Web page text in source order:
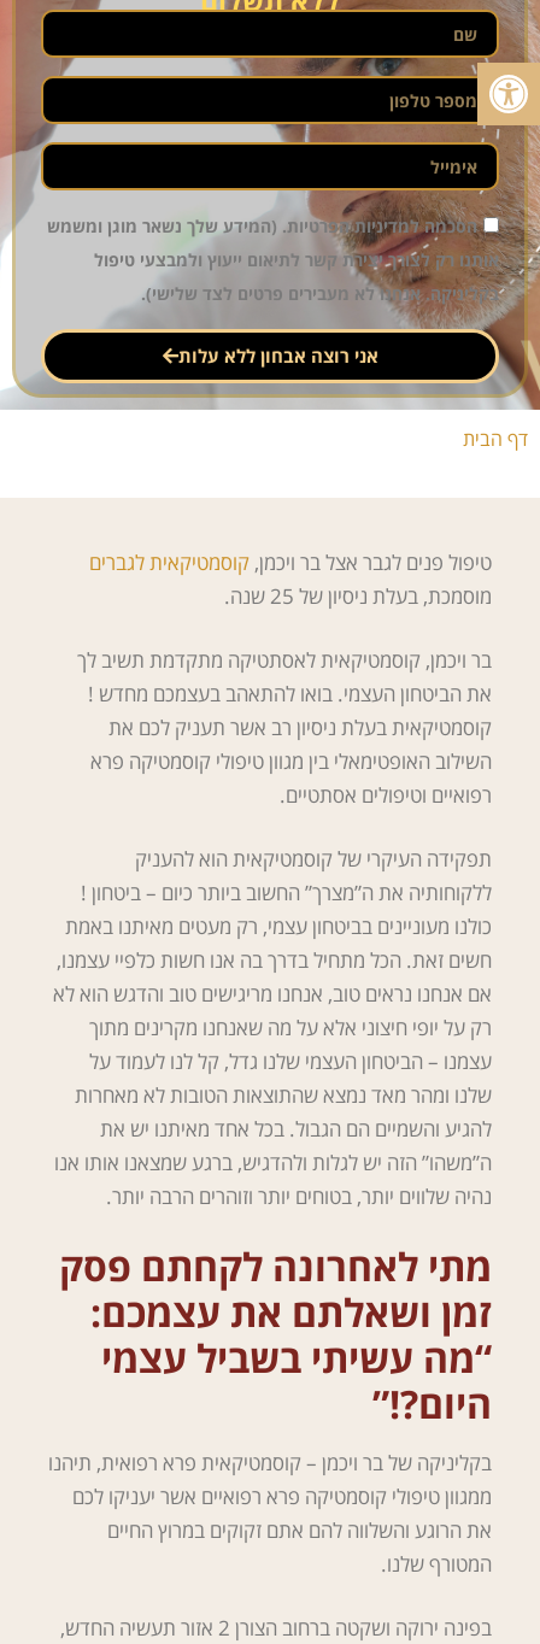
פתח סרגל נגישות
הסכמה למדיניות הפרטיות. (המידע שלך נשאר מוגן ומשמש
אותנו רק לצורך יצירת קשר לתיאום ייעוץ ולמבצעי טיפול
בקליניקה. אנחנו לא מעבירים פרטים לצד שלישי).
אני רוצה אבחון ללא עלות
דף הבית
טיפול פנים לגבר אצל בר ויכמן, קוסמטיקאית לגברים
מוסמכת, בעלת ניסיון של 25 שנה.
בר ויכמן, קוסמטיקאית לאסתטיקה מתקדמת תשיב לך
את הביטחון העצמי. בואו להתאהב בעצמכם מחדש !
קוסמטיקאית בעלת ניסיון רב אשר תעניק לכם את
השילוב האופטימאלי בין מגוון טיפולי קוסמטיקה פרא
רפואיים וטיפולים אסתטיים.
תפקידה העיקרי של קוסמטיקאית הוא להעניק
ללקוחותיה את ה”מצרך” החשוב ביותר כיום – ביטחון !
כולנו מעוניינים בביטחון עצמי, רק מעטים מאיתנו באמת
חשים זאת. הכל מתחיל בדרך בה אנו חשות כלפיי עצמנו,
אם אנחנו נראים טוב, אנחנו מריגישים טוב והדגש הוא לא
רק על יופי חיצוני אלא על מה שאנחנו מקרינים מתוך
עצמנו – הביטחון העצמי שלנו גדל, קל לנו לעמוד על
שלנו ומהר מאד נמצא שהתוצאות הטובות לא מאחרות
להגיע והשמיים הם הגבול. בכל אחד מאיתנו יש את
ה”משהו” הזה יש לגלות ולהדגיש, ברגע שמצאנו אותו אנו
נהיה שלווים יותר, בטוחים יותר וזוהרים הרבה יותר.
מתי לאחרונה לקחתם פסק
זמן ושאלתם את עצמכם:
“מה עשיתי בשביל עצמי
היום?!”
בקליניקה של בר ויכמן – קוסמטיקאית פרא רפואית, תיהנו
ממגוון טיפולי קוסמטיקה פרא רפואיים אשר יעניקו לכם
את הרוגע והשלווה להם אתם זקוקים במרוץ החיים
המטורף שלנו.
בפינה ירוקה ושקטה ברחוב הצורן 2 אזור תעשיה החדש,